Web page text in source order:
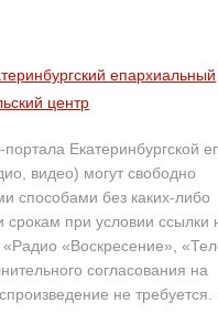
епархиальный
центр
Екатеринбургской
видео) могут свободно
способами без каких-либо
при условии ссылки
«Радио «Воскресение»,
согласования на
не требуется.